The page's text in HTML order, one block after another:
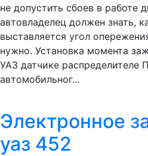
не допустить сбоев в работе
автовладелец должен знать,
выставляется угол
нужно. Установка момента
УАЗ датчике распределителе
автомобильног...
Электронное
уаз 452